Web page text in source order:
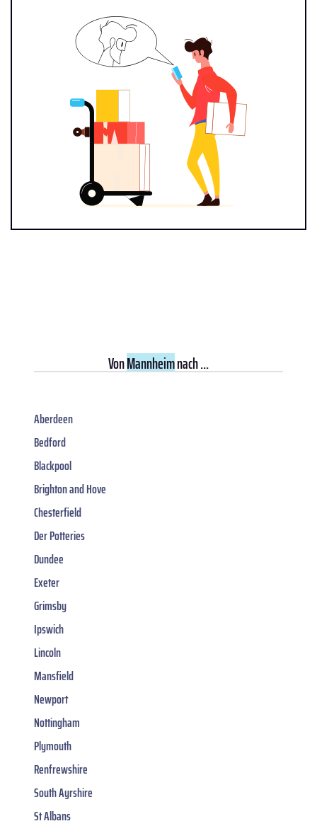
VonMannheimnach ...
Aberdeen
Bedford
Blackpool
Brighton and Hove
Chesterfield
Der Potteries
Dundee
Exeter
Grimsby
Ipswich
Lincoln
Mansfield
Newport
Nottingham
Plymouth
Renfrewshire
South Ayrshire
St Albans